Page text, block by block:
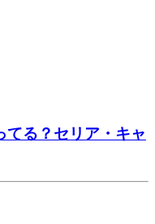
てる？セリア・キャ